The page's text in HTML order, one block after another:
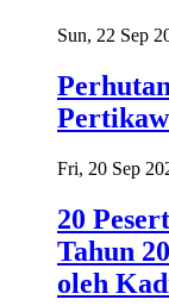
Sun, 22 Sep
Fri, 20 Sep
20
Tahun
oleh